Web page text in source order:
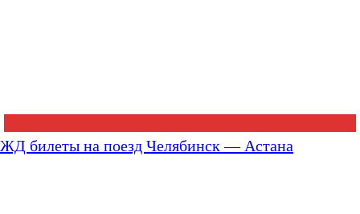
ЖД билеты на поезд Челябинск — Астана